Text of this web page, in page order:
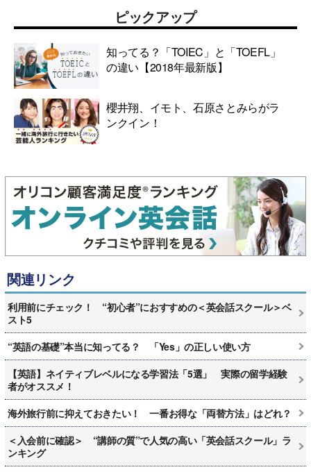
ピックアップ
知ってる？「TOIEC」と「TOEFL」
の違い【2018年最新版】
櫻井翔、イモト、石原さとみらがラ
ンクイン！
関連リンク
利用前にチェック！ “初心者”におすすめの＜英会話スクール＞ベ
スト5
“英語の基礎”本当に知ってる？ 「Yes」の正しい使い方
【英語】ネイティブレベルになる学習法「5選」 実際の留学経験
者がオススメ！
海外旅行前に抑えておきたい！ 一番お得な「両替方法」はどれ？
＜入会前に確認＞ “講師の質”で人気の高い「英会話スクール」ラ
ンキング